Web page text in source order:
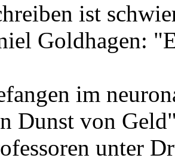
ist
Goldhagen:
im
Dunst von
unter